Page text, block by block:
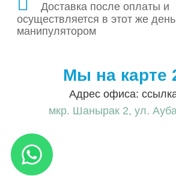
Доставка после оплаты и
осуществляется в этот же
манипулятором
Мы на карте
Адрес офиса:
мкр. Шанырак 2, ул.